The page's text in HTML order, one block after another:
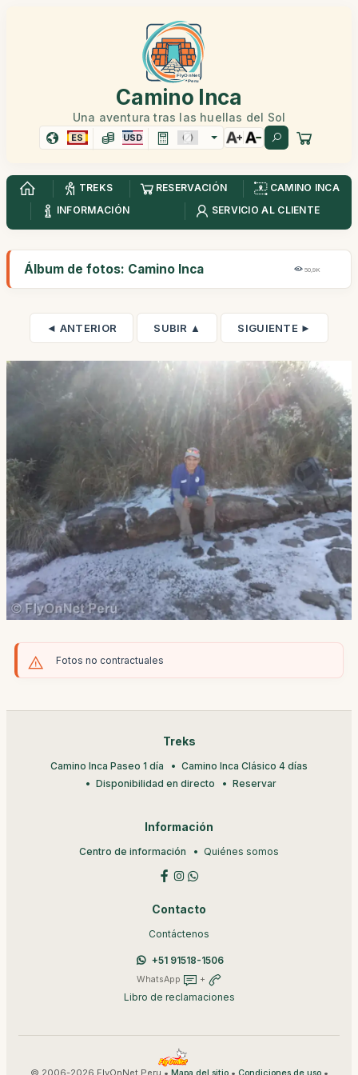
Camino Inca
Una aventura tras las huellas del Sol
ES USD
TREKS RESERVACIÓN
CAMINO INCA
INFORMACIÓN
SERVICIO AL CLIENTE
Álbum de fotos: Camino Inca 50,9K
◄ ANTERIOR SUBIR ▲ SIGUIENTE ►
Fotos no contractuales
Treks
Camino Inca Paseo 1 día
Camino Inca Clásico 4 días
Disponibilidad en directo
Reservar
Información
Centro de información Quiénes somos
Contacto
Contáctenos
+51 91518-1506
WhatsApp +
Libro de reclamaciones
© 2006-2026 FlyOnNet Peru • • •